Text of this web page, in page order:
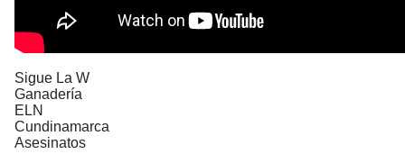
Sigue La W
Ganadería
ELN
Cundinamarca
Asesinatos